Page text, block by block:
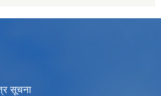
सूचना